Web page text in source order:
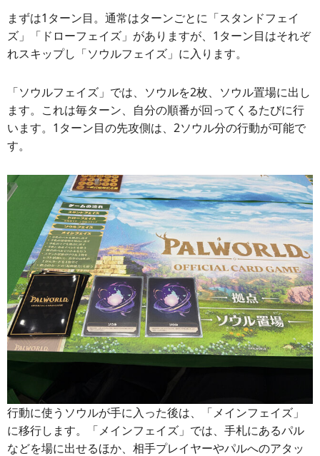
まずは1ターン目。通常はターンごとに「スタンドフェイ
ズ」「ドローフェイズ」がありますが、1ターン目はそれぞ
れスキップし「ソウルフェイズ」に入ります。
「ソウルフェイズ」では、ソウルを2枚、ソウル置場に出し
ます。これは毎ターン、自分の順番が回ってくるたびに行
います。1ターン目の先攻側は、2ソウル分の行動が可能で
す。
行動に使うソウルが手に入った後は、「メインフェイズ」
に移行します。「メインフェイズ」では、手札にあるパル
などを場に出せるほか、相手プレイヤーやパルへのアタッ